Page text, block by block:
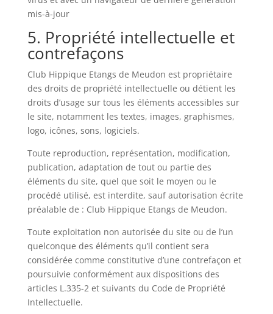
mis-à-jour
5. Propriété intellectuelle et
contrefaçons
Club Hippique Etangs de Meudon est propriétaire
des droits de propriété intellectuelle ou détient les
droits d’usage sur tous les éléments accessibles sur
le site, notamment les textes, images, graphismes,
logo, icônes, sons, logiciels.
Toute reproduction, représentation, modification,
publication, adaptation de tout ou partie des
éléments du site, quel que soit le moyen ou le
procédé utilisé, est interdite, sauf autorisation écrite
préalable de : Club Hippique Etangs de Meudon.
Toute exploitation non autorisée du site ou de l’un
quelconque des éléments qu’il contient sera
considérée comme constitutive d’une contrefaçon et
poursuivie conformément aux dispositions des
articles L.335-2 et suivants du Code de Propriété
Intellectuelle.